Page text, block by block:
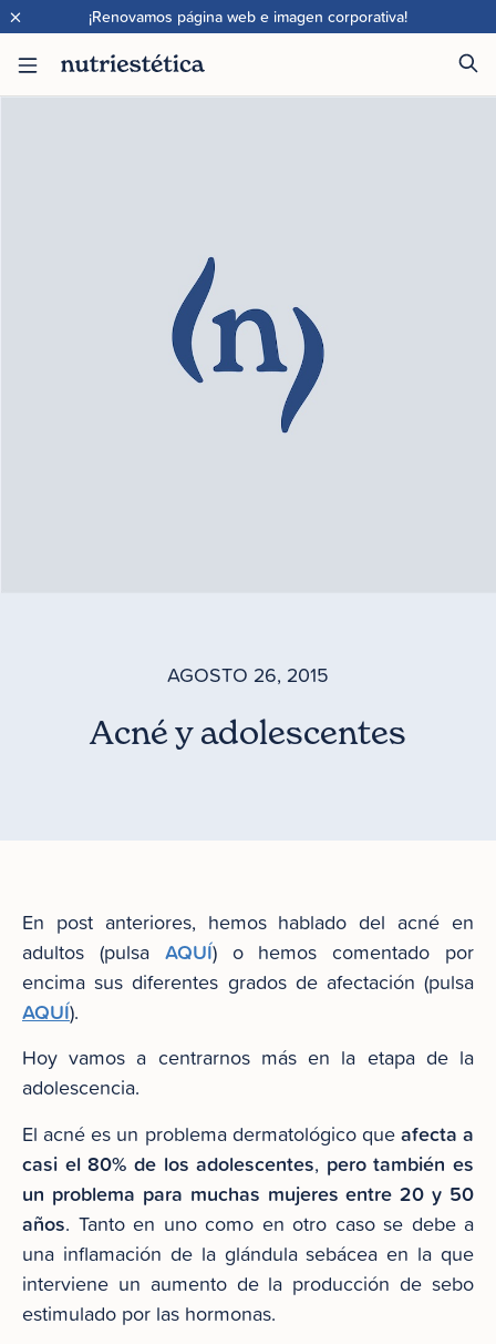
¡Renovamos página web e imagen corporativa!
×
AGOSTO 26, 2015
Acné y adolescentes
En post anteriores, hemos hablado del acné en
adultos (pulsa AQUÍ) o hemos comentado por
encima sus diferentes grados de afectación (pulsa
AQUÍ).
Hoy vamos a centrarnos más en la etapa de la
adolescencia.
El acné es un problema dermatológico que afecta a
casi el 80% de los adolescentes, pero también es
un problema para muchas mujeres entre 20 y 50
años. Tanto en uno como en otro caso se debe a
una inflamación de la glándula sebácea en la que
interviene un aumento de la producción de sebo
estimulado por las hormonas.